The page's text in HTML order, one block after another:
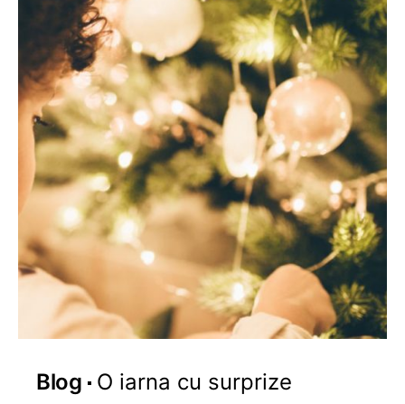
Blog O iarna cu surprize